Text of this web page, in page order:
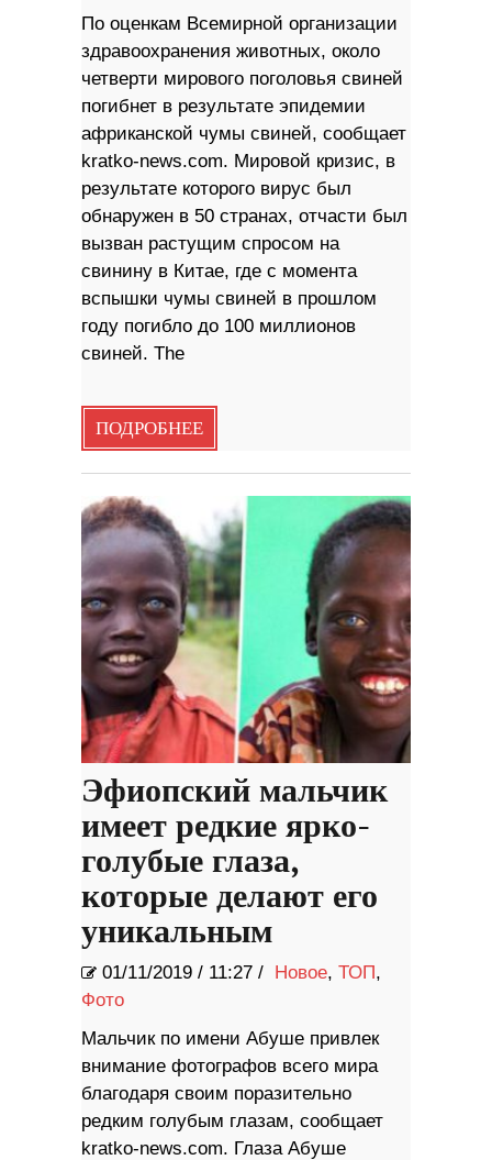
По оценкам Всемирной организации
здравоохранения животных, около
четверти мирового поголовья свиней
погибнет в результате эпидемии
африканской чумы свиней, сообщает
kratko-news.com. Мировой кризис, в
результате которого вирус был
обнаружен в 50 странах, отчасти был
вызван растущим спросом на
свинину в Китае, где с момента
вспышки чумы свиней в прошлом
году погибло до 100 миллионов
свиней. The
ПОДРОБНЕЕ
Эфиопский мальчик
имеет редкие ярко-
голубые глаза,
которые делают его
уникальным
01/11/2019 / 11:27 / Новое, ТОП,
Фото
Мальчик по имени Абуше привлек
внимание фотографов всего мира
благодаря своим поразительно
редким голубым глазам, сообщает
kratko-news.com. Глаза Абуше